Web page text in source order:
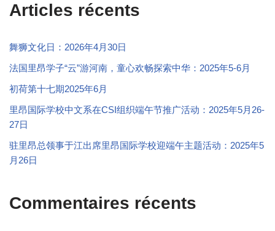
Articles récents
舞狮文化日：2026年4月30日
法国里昂学子“云”游河南，童心欢畅探索中华：2025年5-6月
初荷第十七期2025年6月
里昂国际学校中文系在CSI组织端午节推广活动：2025年5月26-
27日
驻里昂总领事于江出席里昂国际学校迎端午主题活动：2025年5
月26日
Commentaires récents